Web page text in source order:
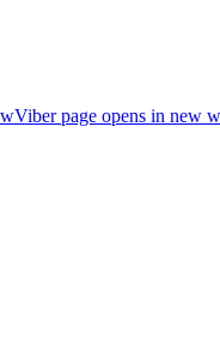
Viber page opens in new